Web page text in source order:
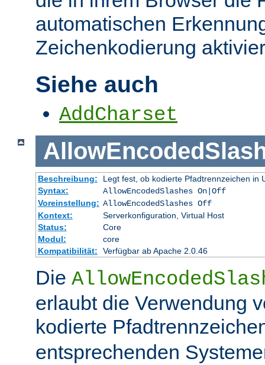
automatischen
Zeichenkodierung
Siehe auch
AddCharset
Beschreibung:
Legt fest, ob kodierte Pfadtrennzeichen in
Syntax:
AllowEncodedSlashes On|Off
Voreinstellung: AllowEncodedSlashes Off
Kontext:
Serverkonfiguration, Virtual Host
Status:
Core
Modul:
core
Kompatibilität:
Verfügbar ab Apache 2.0.46
Die
erlaubt die Verwendung
kodierte
entsprechenden